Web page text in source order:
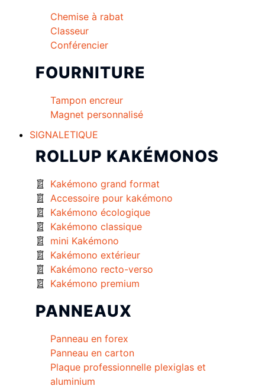
Chemise à rabat
Classeur
Conférencier
FOURNITURE
Tampon encreur
Magnet personnalisé
SIGNALETIQUE
ROLLUP KAKÉMONOS
Kakémono grand format
Accessoire pour kakémono
Kakémono écologique
Kakémono classique
mini Kakémono
Kakémono extérieur
Kakémono recto-verso
Kakémono premium
PANNEAUX
Panneau en forex
Panneau en carton
Plaque professionnelle plexiglas et
aluminium